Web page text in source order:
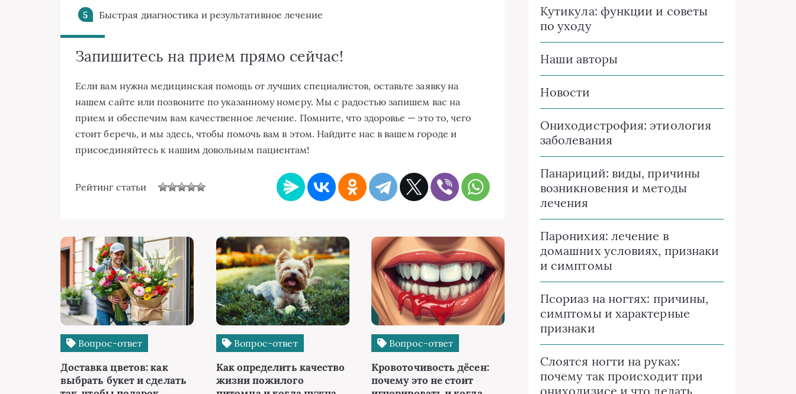
Быстрая диагностика и результативное лечение
Запишитесь на прием прямо сейчас!
Если вам нужна медицинская помощь от лучших специалистов, оставьте заявку на
нашем сайте или позвоните по указанному номеру. Мы с радостью запишем вас на
прием и обеспечим вам качественное лечение. Помните, что здоровье — это то, чего
стоит беречь, и мы здесь, чтобы помочь вам в этом. Найдите нас в вашем городе и
присоединяйтесь к нашим довольным пациентам!
Рейтинг статьи
Вопрос-ответ
Доставка цветов: как
выбрать букет и сделать
Вопрос-ответ
Как определить качество
жизни пожилого
Вопрос-ответ
Кровоточивость дёсен:
почему это не стоит
Кутикула: функции и советы
по уходу
Наши авторы
Новости
Ониходистрофия: этиология
заболевания
Панариций: виды, причины
возникновения и методы
лечения
Паронихия: лечение в
домашних условиях, признаки
и симптомы
Псориаз на ногтях: причины,
симптомы и характерные
признаки
Слоятся ногти на руках:
почему так происходит при
онихолизисе и что делать